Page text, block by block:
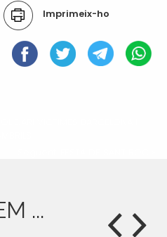
Imprimeix-ho
...